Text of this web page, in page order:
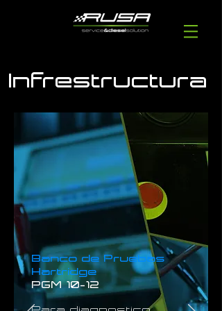
Infrestructura
Banco de Pruebas
Hartridge
PGM 10-12